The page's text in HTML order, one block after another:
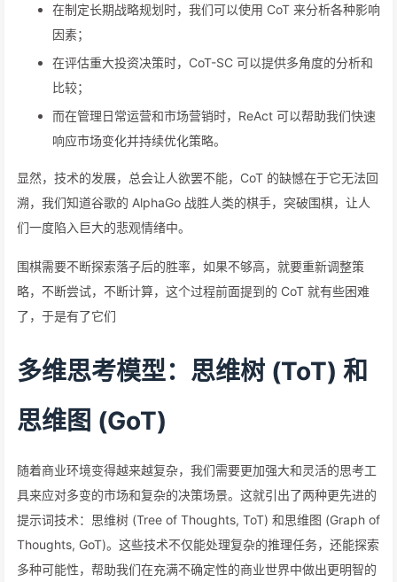
在制定长期战略规划时，我们可以使用 CoT 来分析各种影响
因素；
在评估重大投资决策时，CoT-SC 可以提供多角度的分析和
比较；
而在管理日常运营和市场营销时，ReAct 可以帮助我们快速
响应市场变化并持续优化策略。
显然，技术的发展，总会让人欲罢不能，CoT 的缺憾在于它无法回
溯，我们知道谷歌的 AlphaGo 战胜人类的棋手，突破围棋，让人
们一度陷入巨大的悲观情绪中。
围棋需要不断探索落子后的胜率，如果不够高，就要重新调整策
略，不断尝试，不断计算，这个过程前面提到的 CoT 就有些困难
了，于是有了它们
多维思考模型：思维树 (ToT) 和
思维图 (GoT)
随着商业环境变得越来越复杂，我们需要更加强大和灵活的思考工
具来应对多变的市场和复杂的决策场景。这就引出了两种更先进的
提示词技术：思维树 (Tree of Thoughts, ToT) 和思维图 (Graph of
Thoughts, GoT)。这些技术不仅能处理复杂的推理任务，还能探索
多种可能性，帮助我们在充满不确定性的商业世界中做出更明智的